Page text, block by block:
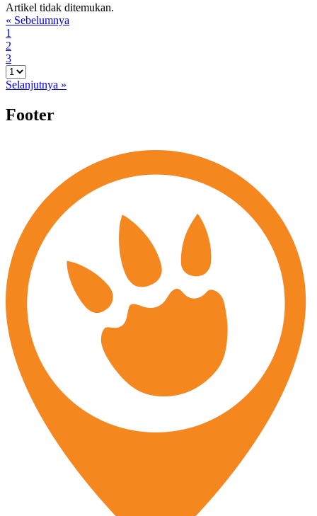
Artikel tidak ditemukan.
« Sebelumnya
1
2
3
Selanjutnya »
Footer